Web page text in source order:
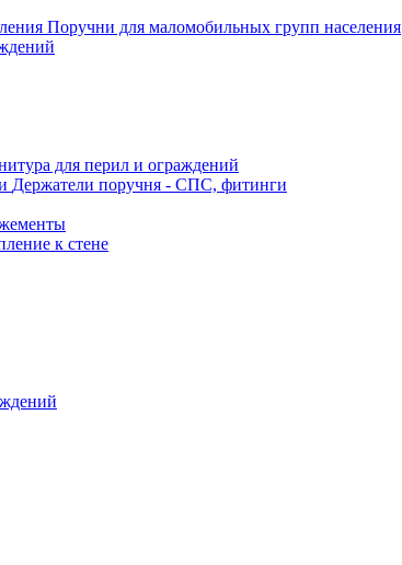
Поручни для маломобильных групп населения
для перил и ограждений
Держатели поручня - СПС, фитинги
к стене